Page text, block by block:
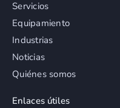
Servicios
Equipamiento
Industrias
Noticias
Quiénes somos
Enlaces útiles